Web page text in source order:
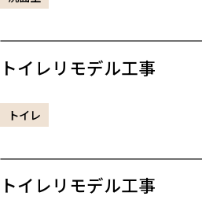
トイレリモデル工事
トイレ
トイレリモデル工事